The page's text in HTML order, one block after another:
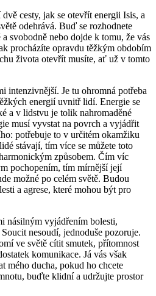
cesty, jak se otevřít energii Isis, a
odehrává. Buď se rozhodnete
svobodně nebo dojde k tomu, že vás
procházíte opravdu těžkým obdobím
života otevřít musíte, ať už v tomto
intenzivnější. Je tu ohromná potřeba
energií uvnitř lidí. Energie se
a v lidstvu je tolik nahromaděné
musí vyvstat na povrch a vyjádřit
potřebuje to v určitém okamžiku
stávají, tím více se můžete toto
způsobem. Čím víc
pochopením, tím mírnější její
možné po celém světě. Budou
a agrese, které mohou být pro
násilným vyjádřením bolesti,
nesoudí, jednoduše pozoruje.
ve světě cítit smutek, přítomnost
komunikace. Já vás však
mého ducha, pokud ho chcete
buďte klidní a udržujte prostor